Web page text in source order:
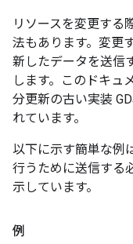
リソースを変更する
法もあります。変更
新したデータを送信
します。このドキュ
分更新の古い実装
れています。
以下に示す簡単な例
行うために送信する
示しています。
例